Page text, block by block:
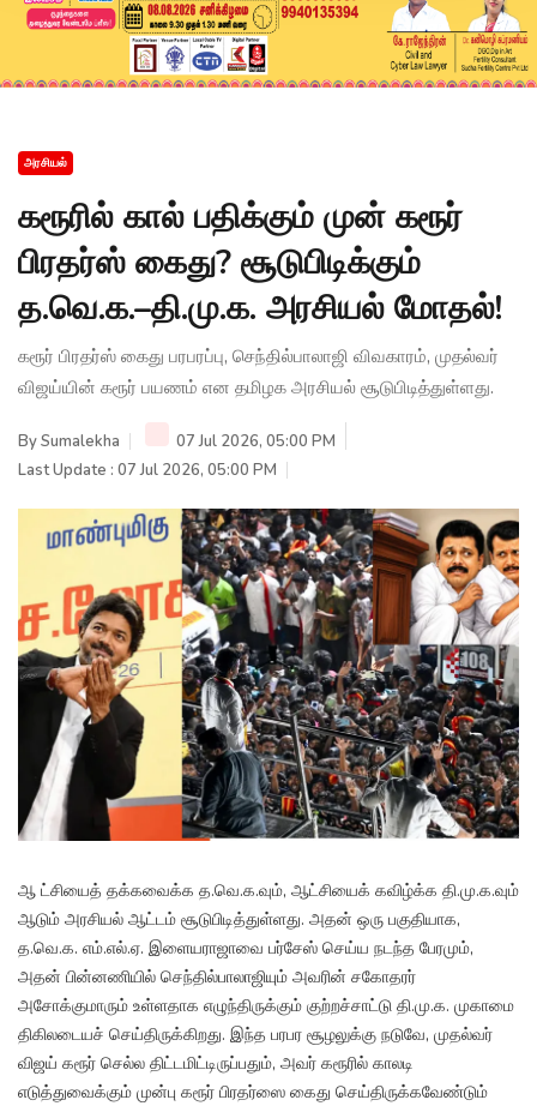
அரசியல்
கரூரில் கால் பதிக்கும் முன் கரூர்
பிரதர்ஸ் கைது? சூடுபிடிக்கும்
த.வெ.க.–தி.மு.க. அரசியல் மோதல்!
கரூர் பிரதர்ஸ் கைது பரபரப்பு, செந்தில்பாலாஜி விவகாரம், முதல்வர்
விஜய்யின் கரூர் பயணம் என தமிழக அரசியல் சூடுபிடித்துள்ளது.
BySumalekha
07 Jul 2026, 05:00 PM
Last Update : 07 Jul 2026, 05:00 PM
ஆ ட்சியைத் தக்கவைக்க த.வெ.க.வும், ஆட்சியைக் கவிழ்க்க தி.மு.க.வும்
ஆடும் அரசியல் ஆட்டம் சூடுபிடித்துள்ளது. அதன் ஒரு பகுதியாக,
த.வெ.க. எம்.எல்.ஏ. இளையராஜாவை பர்சேஸ் செய்ய நடந்த பேரமும்,
அதன் பின்னணியில் செந்தில்பாலாஜியும் அவரின் சகோதரர்
அசோக்குமாரும் உள்ளதாக எழுந்திருக்கும் குற்றச்சாட்டு தி.மு.க. முகாமை
திகிலடையச் செய்திருக்கிறது. இந்த பரபர சூழலுக்கு நடுவே, முதல்வர்
விஜய் கரூர் செல்ல திட்டமிட்டிருப்பதும், அவர் கரூரில் காலடி
எடுத்துவைக்கும் முன்பு கரூர் பிரதர்ஸை கைது செய்திருக்கவேண்டும்